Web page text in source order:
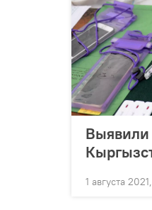
Выявили
1 августа